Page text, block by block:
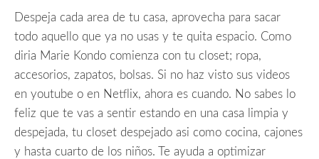
Despeja cada area de tu casa, aprovecha para sacar
todo aquello que ya no usas y te quita espacio. Como
diria Marie Kondo comienza con tu closet; ropa,
accesorios, zapatos, bolsas. Si no haz visto sus videos
en youtube o en Netflix, ahora es cuando. No sabes lo
feliz que te vas a sentir estando en una casa limpia y
despejada, tu closet despejado asi como cocina, cajones
y hasta cuarto de los niños. Te ayuda a optimizar